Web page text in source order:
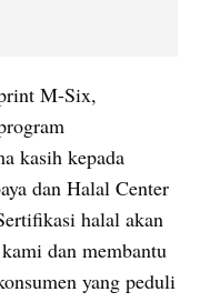
M-Six,
kasih kepada
dan Halal Center
halal akan
dan membantu
yang peduli